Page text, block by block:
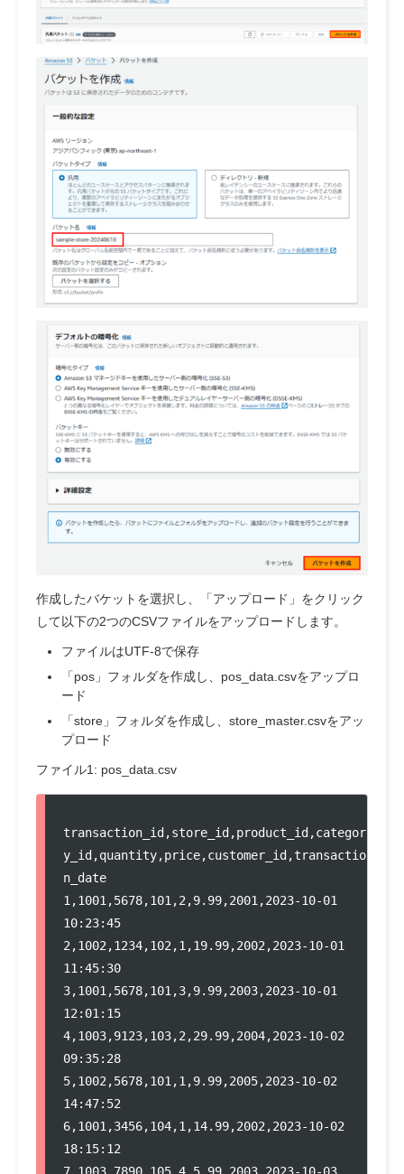
作成したバケットを選択し、「アップロード」をクリック
して以下の2つのCSVファイルをアップロードします。
ファイルはUTF-8で保存
「pos」フォルダを作成し、pos_data.csvをアップロ
ード
「store」フォルダを作成し、store_master.csvをアッ
プロード
ファイル1: pos_data.csv
transaction_id,store_id,product_id,categor
y_id,quantity,price,customer_id,transactio
n_date
1,1001,5678,101,2,9.99,2001,2023-10-01
10:23:45
2,1002,1234,102,1,19.99,2002,2023-10-01
11:45:30
3,1001,5678,101,3,9.99,2003,2023-10-01
12:01:15
4,1003,9123,103,2,29.99,2004,2023-10-02
09:35:28
5,1002,5678,101,1,9.99,2005,2023-10-02
14:47:52
6,1001,3456,104,1,14.99,2002,2023-10-02
18:15:12
7,1003,7890,105,4,5.99,2003,2023-10-03